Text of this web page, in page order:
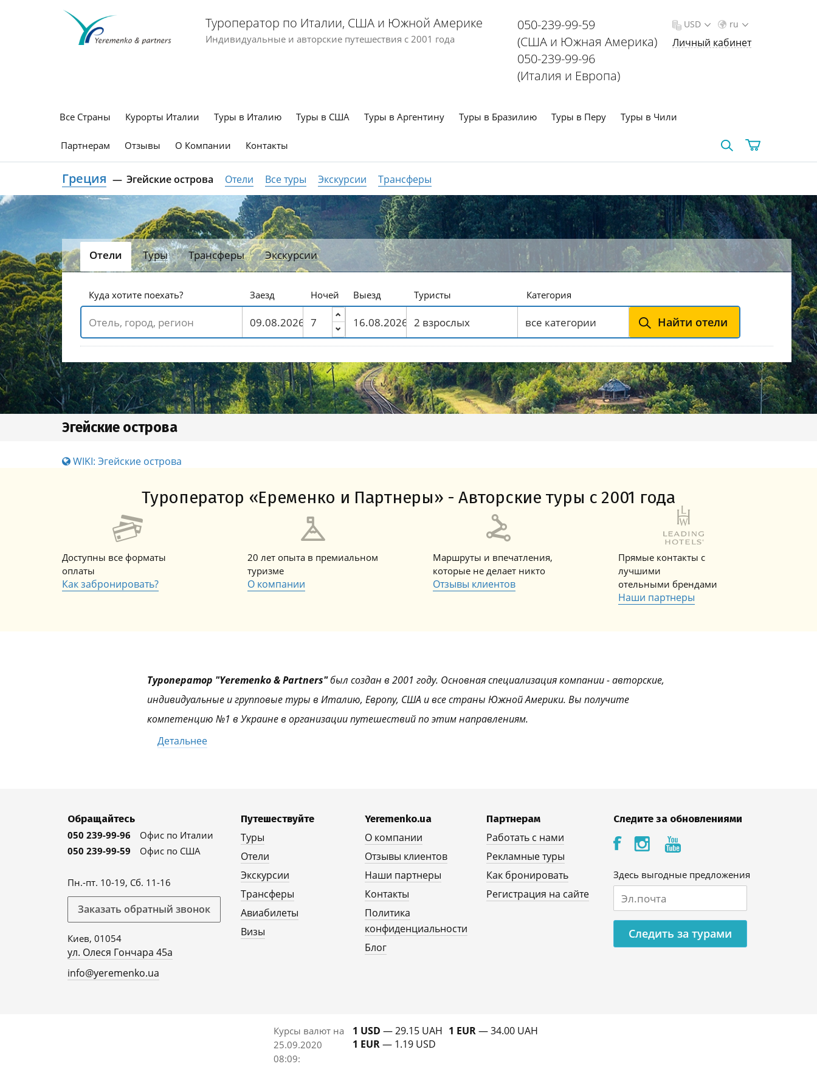
Туроператор по Италии, США и Южной Америке
Индивидуальные и авторские путешествия с 2001 года
050-239-99-59
(США и Южная Америка)
050-239-99-96
(Италия и Европа)
ru
USD
Личный кабинет
Все Страны Курорты Италии Туры в Италию Туры в США Туры в Аргентину Туры в Бразилию Туры в Перу Туры в Чили
Партнерам Отзывы О Компании Контакты
Греция Эгейские острова Отели Все туры Экскурсии Трансферы
Отели Туры Трансферы Экскурсии
Куда хотите поехать? Заезд Ночей Выезд Туристы Категория
Найти отели
Эгейские острова
WIKI: Эгейские острова
Туроператор «Еременко и Партнеры» - Авторские туры с 2001 года
Доступны все форматы
оплаты
Как забронировать?
20 лет опыта в премиальном
туризме
О компании
Маршруты и впечатления,
которые не делает никто
Отзывы клиентов
Прямые контакты с
лучшими
отельными брендами
Наши партнеры
Туроператор "Yeremenko & Partners"был создан в 2001 году. Основная специализация компании - авторские,
индивидуальные и групповые туры в Италию, Европу, США и все страны Южной Америки. Вы получите
компетенцию №1 в Украине в организации путешествий по этим направлениям.
Детальнее
Обращайтесь
050 239-99-96
Офис по Италии
050 239-99-59
Офис по США
Пн.-пт. 10-19, Сб. 11-16
Заказать обратный звонок
Киев, 01054
ул. Олеся Гончара 45а
info@yeremenko.ua
Путешествуйте
Туры
Отели
Экскурсии
Трансферы
Авиабилеты
Визы
Yeremenko.ua
О компании
Отзывы клиентов
Наши партнеры
Контакты
Политика
конфиденциальности
Блог
Партнерам
Работать с нами
Рекламные туры
Как бронировать
Регистрация на сайте
Следите за обновлениями
Здесь выгодные предложения
Следить за турами
Курсы валют на
25.09.2020
08:09:
1 USD — 29.15 UAH
1 EUR— 1.19 USD
1 EUR— 34.00 UAH